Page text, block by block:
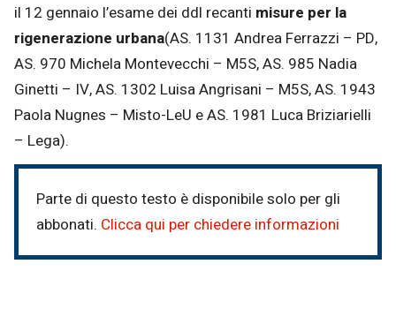
il 12 gennaio l’esame dei ddl recanti misure per la
rigenerazione urbana(AS. 1131 Andrea Ferrazzi – PD,
AS. 970 Michela Montevecchi – M5S, AS. 985 Nadia
Ginetti – IV, AS. 1302 Luisa Angrisani – M5S, AS. 1943
Paola Nugnes – Misto-LeU e AS. 1981 Luca Briziarielli
– Lega).
Parte di questo testo è disponibile solo per gli
abbonati. Clicca qui per chiedere informazioni